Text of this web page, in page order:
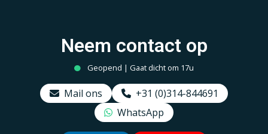
Neem contact op
Geopend | Gaat dicht om 17u
Mail ons
+31 (0)314-844691
WhatsApp